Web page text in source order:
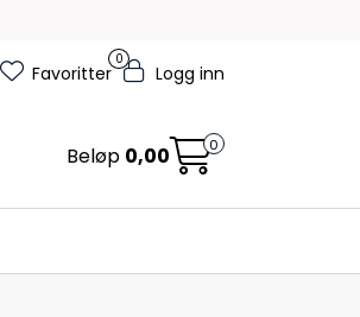
0
Favoritter Logg inn
Beløp 0,00 0